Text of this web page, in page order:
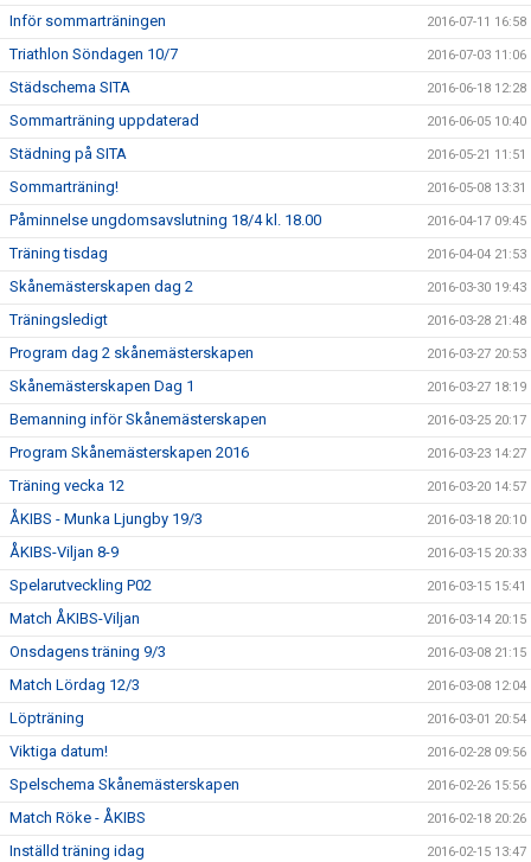
Inför sommarträningen 2016-07-11 16:58
Triathlon Söndagen 10/7 2016-07-03 11:06
Städschema SITA 2016-06-18 12:28
Sommarträning uppdaterad 2016-06-05 10:40
Städning på SITA 2016-05-21 11:51
Sommarträning! 2016-05-08 13:31
Påminnelse ungdomsavslutning 18/4 kl. 18.00 2016-04-17 09:45
Träning tisdag 2016-04-04 21:53
Skånemästerskapen dag 2 2016-03-30 19:43
Träningsledigt 2016-03-28 21:48
Program dag 2 skånemästerskapen 2016-03-27 20:53
Skånemästerskapen Dag 1 2016-03-27 18:19
Bemanning inför Skånemästerskapen 2016-03-25 20:17
Program Skånemästerskapen 2016 2016-03-23 14:27
Träning vecka 12 2016-03-20 14:57
ÅKIBS - Munka Ljungby 19/3 2016-03-18 20:10
ÅKIBS-Viljan 8-9 2016-03-15 20:33
Spelarutveckling P02 2016-03-15 15:41
Match ÅKIBS-Viljan 2016-03-14 20:15
Onsdagens träning 9/3 2016-03-08 21:15
Match Lördag 12/3 2016-03-08 12:04
Löpträning 2016-03-01 20:54
Viktiga datum! 2016-02-28 09:56
Spelschema Skånemästerskapen 2016-02-26 15:56
Match Röke - ÅKIBS 2016-02-18 20:26
Inställd träning idag 2016-02-15 13:47